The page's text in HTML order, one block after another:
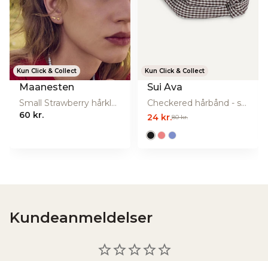
Producentens
website
https://suiava.dk/
Kun Click & Collect
Maanesten
Small Strawberry hårklemme - Cranberry
60 kr.
Kun Click & Collect
Sui Ava
Checkered hårbånd - sort
24 kr.80 kr.
Kundeanmeldelser